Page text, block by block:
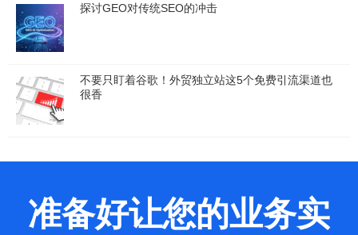
探讨GEO对传统SEO的冲击
不要只盯着谷歌！外贸独立站这5个免费引流渠道也
很香
准备好让您的业务实